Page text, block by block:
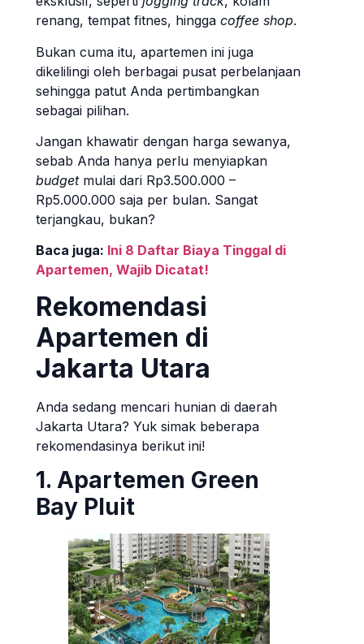
renang, tempat fitnes, hingga coffee shop.
Bukan cuma itu, apartemen ini juga
dikelilingi oleh berbagai pusat perbelanjaan
sehingga patut Anda pertimbangkan
sebagai pilihan.
Jangan khawatir dengan harga sewanya,
sebab Anda hanya perlu menyiapkan
budget mulai dari Rp3.500.000 –
Rp5.000.000 saja per bulan. Sangat
terjangkau, bukan?
Baca juga: Ini 8 Daftar Biaya Tinggal di
Apartemen, Wajib Dicatat!
Rekomendasi
Apartemen di
Jakarta Utara
Anda sedang mencari hunian di daerah
Jakarta Utara? Yuk simak beberapa
rekomendasinya berikut ini!
1. Apartemen Green
Bay Pluit